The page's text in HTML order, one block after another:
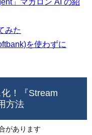
」マカロン AI の紹
みた
を使わずに
！『Stream
方法
があります